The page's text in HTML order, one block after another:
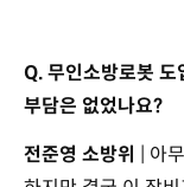
Q. 무인소방로봇
부담은 없었나요?
전준영 소방위 | 아